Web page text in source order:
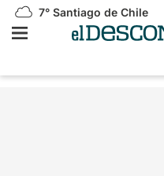
7° Santiago de Chile